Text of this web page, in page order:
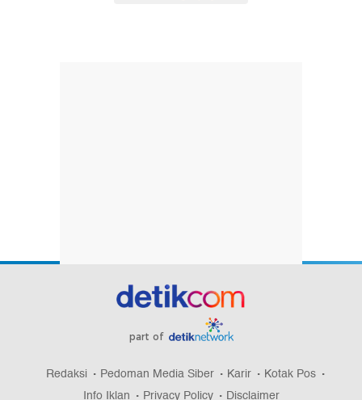
part of
Redaksi Pedoman Media Siber Karir
Kotak Pos
Info Iklan
Privacy Policy Disclaimer